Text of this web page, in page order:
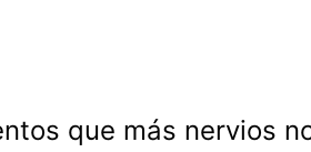
que más nervios